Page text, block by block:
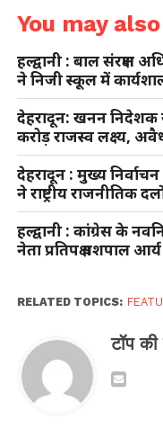
You may
हल्द्वानी : बाल संरक्षण
ने निजी स्कूल में
देहरादून: खनन निदेशक
करोड़ राजस्व लक्ष्य,
देहरादून : मुख्य
ने राष्ट्रीय राजनीतिक
हल्द्वानी : कांग्रेस के
नेता प्रतिपक्ष यशपाल
RELATED TOPICS:
टॉप